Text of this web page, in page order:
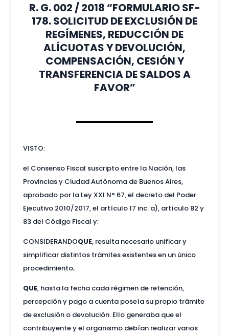
R. G. 002 / 2018 “FORMULARIO SF-
178. SOLICITUD DE EXCLUSIÓN DE
REGÍMENES, REDUCCIÓN DE
ALÍCUOTAS Y DEVOLUCIÓN,
COMPENSACIÓN, CESIÓN Y
TRANSFERENCIA DE SALDOS A
FAVOR”
VISTO:
el Consenso Fiscal suscripto entre la Nación, las
Provincias y Ciudad Autónoma de Buenos Aires,
aprobado por la Ley XXI N° 67, el decreto del Poder
Ejecutivo 2010/2017, el artículo 17 inc. a), artículo 82 y
83 del Código Fiscal y;
CONSIDERANDOQUE, resulta necesario unificar y
simplificar distintos trámites existentes en un único
procedimiento;
QUE, hasta la fecha cada régimen de retención,
percepción y pago a cuenta poseía su propio trámite
de exclusión o devolución. Ello generaba que el
contribuyente y el organismo debían realizar varios